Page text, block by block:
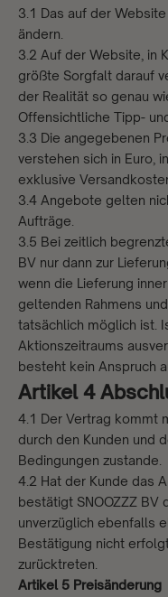
3.1 Das auf der
ändern.
3.2 Auf der Website, in
größte Sorgfalt darauf
der Realität so genau
Offensichtliche Tipp-
3.3 Die angegebenen
verstehen sich in Euro,
exklusive
3.4 Angebote gelten
Aufträge.
3.5 Bei zeitlich
BV nur dann zur
wenn die Lieferung
geltenden Rahmens
tatsächlich möglich ist.
Aktionszeitraums
besteht kein Anspruch
Artikel 4
4.1 Der Vertrag kommt
durch den Kunden und
Bedingungen zustande.
4.2 Hat der Kunde das
bestätigt SNOOZZZ BV
unverzüglich ebenfalls
Bestätigung nicht
zurücktreten.
Artikel 5 Preisänderung